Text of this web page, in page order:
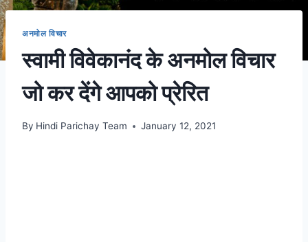
अनमोल विचार
स्वामी विवेकानंद के अनमोल विचार
जो कर देंगे आपको प्रेरित
By Hindi Parichay Team January 12, 2021